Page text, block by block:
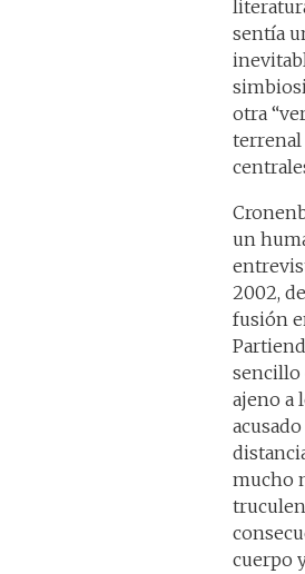
sentía
otra
terrenal
un
2002,
fusión
sencillo
ajeno a
mucho
cuerpo